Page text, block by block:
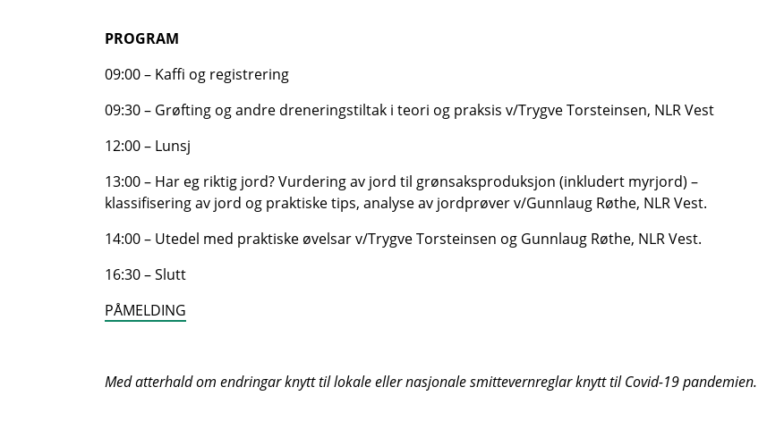
PROGRAM
09:00 – Kaffi og registrering
09:30 – Grøfting og andre dreneringstiltak i teori og praksis v/Trygve Torsteinsen, NLR Vest
12:00 – Lunsj
13:00 – Har eg riktig jord? Vurdering av jord til grønsaksproduksjon (inkludert myrjord) –
klassifisering av jord og praktiske tips, analyse av jordprøver v/Gunnlaug Røthe, NLR Vest.
14:00 – Utedel med praktiske øvelsar v/Trygve Torsteinsen og Gunnlaug Røthe, NLR Vest.
16:30 – Slutt
PÅMELDING
Med atterhald om endringar knytt til lokale eller nasjonale smittevernreglar knytt til Covid-19 pandemien.